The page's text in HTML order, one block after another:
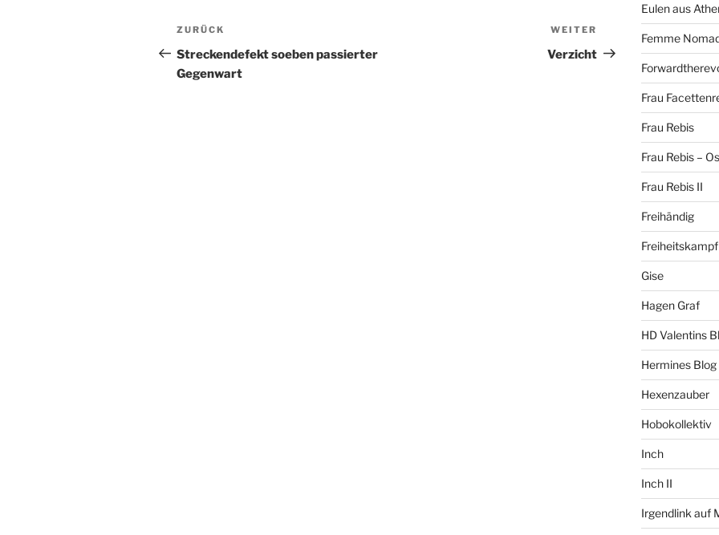
Beitragsnavigation
Vorheriger
Beitrag
ZURÜCK
Streckendefekt soeben passierter
Gegenwart
Nächster
Beitrag
WEITER
Verzicht
Eulen aus
Femme
Frau
Frau Rebis
Frau Rebis –
Frau Rebis II
Freihändig
Freiheitskampf
Gise
Hagen Graf
HD Valentins
Hermines Blog
Hexenzauber
Hobokollektiv
Inch
Inch II
Irgendlink auf